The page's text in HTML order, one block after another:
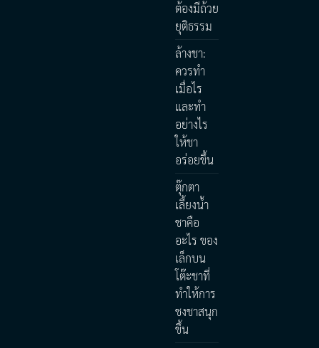
ต้องมีถ้วย
ยุติธรรม
ล้างชา:
ควรทำ
เมื่อไร
และทำ
อย่างไร
ให้ชา
อร่อยขึ้น
ตุ๊กตา
เลี้ยงน้ำ
ชาคือ
อะไร ของ
เล็กบน
โต๊ะชาที่
ทำให้การ
ชงชาสนุก
ขึ้น